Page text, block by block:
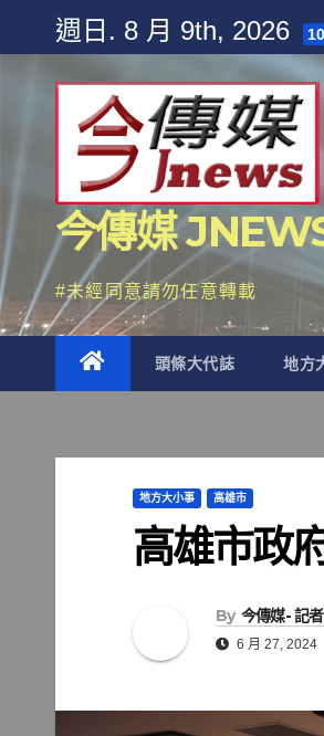
content
週日. 8 月 9th, 2026
今傳媒
#未經同意請勿任意轉載
頭條大代誌 地方
地方大小事 高雄市
高雄市政
By 今傳媒- 記
6 月 27, 2024